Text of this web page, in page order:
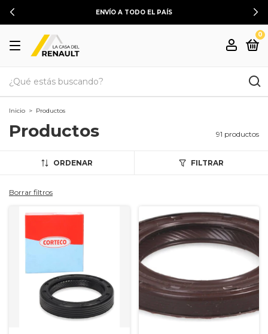
ENVÍO A TODO EL PAÍS
0
Inicio > Productos
Productos 91 productos
ORDENAR FILTRAR
Borrar filtros